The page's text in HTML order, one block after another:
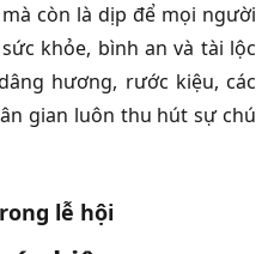
còn là dịp để mọi người
khỏe, bình an và tài lộc
hương, rước kiệu, các
gian luôn thu hút sự chú
lễ hội